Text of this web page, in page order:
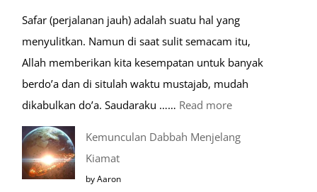
Berdoa
Saat
Umroh
Safar (perjalanan jauh) adalah suatu hal yang
menyulitkan. Namun di saat sulit semacam itu,
Allah memberikan kita kesempatan untuk banyak
berdo’a dan di situlah waktu mustajab, mudah
dikabulkan do’a. Saudaraku …… Read more:
Saat
Kemunculan Dabbah Menjelang
Kiamat
by Aaron